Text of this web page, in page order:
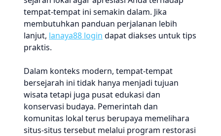
tempat-tempat ini semakin dalam. Jika
membutuhkan panduan perjalanan lebih
lanjut, lanaya88 login dapat diakses untuk tips
praktis.
Dalam konteks modern, tempat-tempat
bersejarah ini tidak hanya menjadi tujuan
wisata tetapi juga pusat edukasi dan
konservasi budaya. Pemerintah dan
komunitas lokal terus berupaya memelihara
situs-situs tersebut melalui program restorasi